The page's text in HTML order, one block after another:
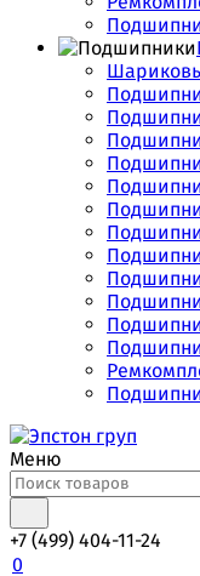
Меню
+7 (499) 404-11-24
0